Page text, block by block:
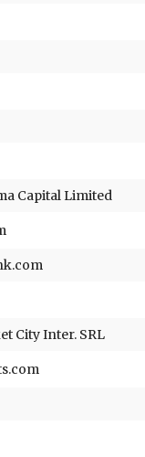
Capital Limited
City Inter. SRL